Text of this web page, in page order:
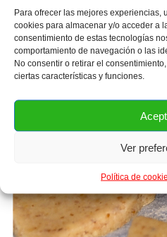
Para ofrecer las mejores experiencias,
cookies para almacenar y/o acceder a
consentimiento de estas tecnologías
comportamiento de navegación o las
No consentir o retirar el
ciertas características y funciones.
Ver
Política de